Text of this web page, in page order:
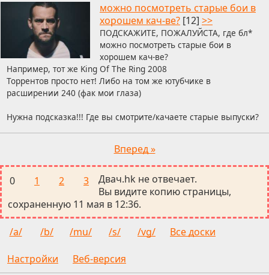
можно посмотреть старые бои в
хорошем кач-ве? [12] >>
ПОДСКАЖИТЕ, ПОЖАЛУЙСТА, где бл*
можно посмотреть старые бои в
хорошем кач-ве?
Например, тот же King Of The Ring 2008
Торрентов просто нет! Либо на том же ютубчике в
расширении 240 (фак мои глаза)
Нужна подсказка!!! Где вы смотрите/качаете старые выпуски?
Вперед »
0 1 2 3
Двач.hk не отвечает.
Вы видите копию страницы,
сохраненную 11 мая в 12:36.
/a/ /b/ /mu/ /s/ /vg/ Все доски
Настройки Веб-версия